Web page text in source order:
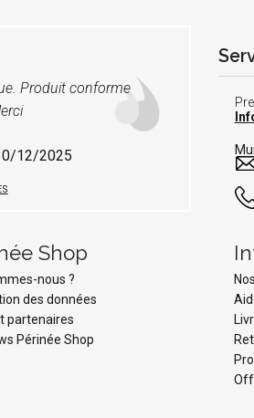
Produit conforme
12/2025
Shop
nous ?
des données
partenaires
Périnée Shop